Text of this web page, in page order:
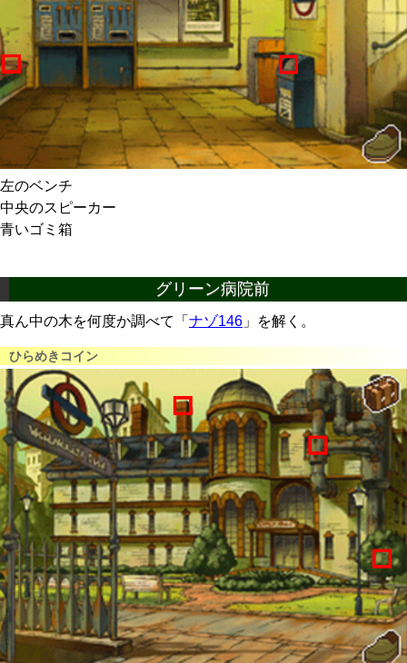
左のベンチ
中央のスピーカー
青いゴミ箱
グリーン病院前
真ん中の木を何度か調べて「 ナゾ146 」を解く。
ひらめきコイン